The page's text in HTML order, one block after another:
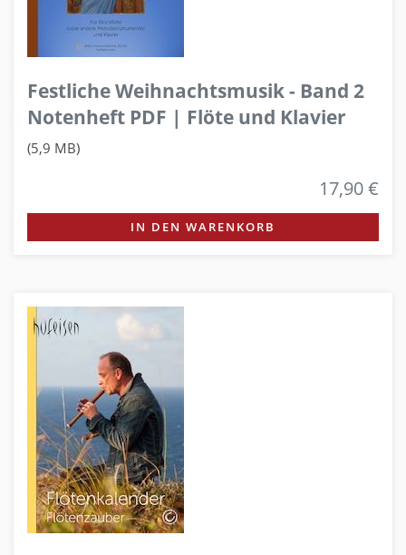
Festliche Weihnachtsmusik - Band 2
Notenheft PDF | Flöte und Klavier
(5,9 MB)
17,90 €
IN DEN WARENKORB